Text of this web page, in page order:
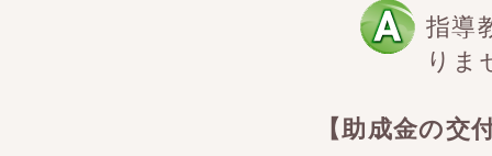
指導
りま
【助成金の交